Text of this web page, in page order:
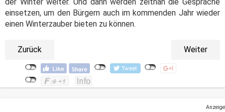
einsetzen, um den Bürgern auch im kommenden Jahr wieder
einen Winterzauber bieten zu können.
Zurück Weiter
Anzeige